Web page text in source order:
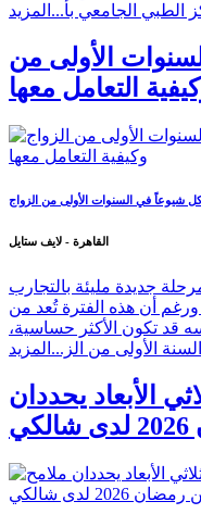
الطبي الجامعي بأ... المزيد
الأولى من
التعامل معها
شيوعاً في السنوات الأولى من الزواج
القاهرة - لايف ستايل
جديدة مليئة بالتجارب
ورغم أن هذه الفترة تُعد من
قد تكون الأكثر حساسية،
الأولى من الز... المزيد
الأبعاد يحددان